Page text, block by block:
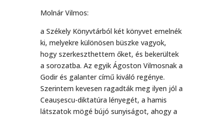
Molnár Vilmos:
a Székely Könyvtárból két könyvet emelnék
ki, melyekre különösen büszke vagyok,
hogy szerkeszthettem őket, és bekerültek
a sorozatba. Az egyik Ágoston Vilmosnak a
Godir és galanter című kiváló regénye.
Szerintem kevesen ragadták meg ilyen jól a
Ceaușescu-diktatúra lényegét, a hamis
látszatok mögé bújó sunyiságot, ahogy a